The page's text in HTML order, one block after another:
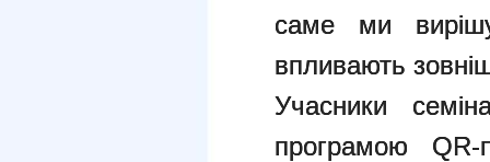
саме ми
впливають
Учасники
програмою